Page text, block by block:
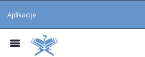
Aplikacije